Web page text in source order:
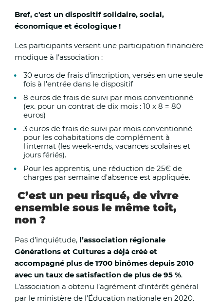
exploitants agricoles sont invités à prévoir un point
une réserve d’eau facilement accessible à
zones de travaux ou de récolte.
Consignes de sécurité à la population :
L’ensemble des acteurs du territoire ainsi que la
sont appelés à faire preuve de la plus grande
également rappelé les principaux conseils et
à adopter pour se protéger des fortes chaleurs :
Boire régulièrement de l’eau, sans attendre d’avoir
Se rafraîchir et se mouiller le corps plusieurs fois
Éviter de sortir aux heures les plus chaudes ;
Ne pas pratiquer d’activités physiques,
extérieur ;
Maintenir son logement au frais.
Bref, c'est un dispositif solidaire, social,
économique et écologique !
Les participants versent une participation financière
modique à l’association :
30 euros de frais d'inscription, versés en une seule
fois à l'entrée dans le dispositif
8 euros de frais de suivi par mois conventionné
(ex. pour un contrat de dix mois : 10 x 8 = 80
euros)
3 euros de frais de suivi par mois conventionné
pour les cohabitations de complément à
l'internat (les week-ends, vacances scolaires et
jours fériés).
Pour les apprentis, une réduction de 25€ de
charges par semaine d'absence est appliquée.
C’est un peu risqué, de vivre
ensemble sous le même toit,
non ?
Pas d’inquiétude, l’association régionale
Générations et Cultures a déjà créé et
accompagné plus de 1700 binômes depuis 2010
avec un taux de satisfaction de plus de 95 %.
L’association a obtenu l’agrément d’intérêt général
par le ministère de l’Éducation nationale en 2020.